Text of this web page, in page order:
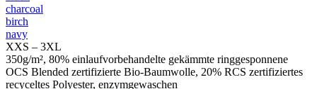
charcoal
birch
navy
XXS – 3XL
350g/m², 80% einlaufvorbehandelte gekämmte ringgesponnene
OCS Blended zertifizierte Bio-Baumwolle, 20% RCS zertifiziertes
recyceltes Polyester, enzymgewaschen